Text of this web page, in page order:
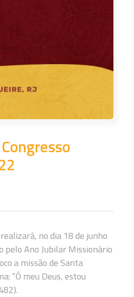
no dia 18 de junho
pelo Ano Jubilar Missionário
a missão de Santa
“Ó meu Deus, estou